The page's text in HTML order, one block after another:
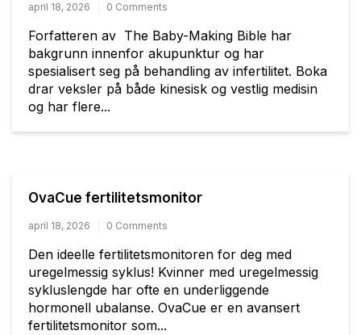
april 18, 2026 0 Comments
Forfatteren av The Baby-Making Bible har
bakgrunn innenfor akupunktur og har
spesialisert seg på behandling av infertilitet. Boka
drar veksler på både kinesisk og vestlig medisin
og har flere...
OvaCue fertilitetsmonitor
april 18, 2026 0 Comments
Den ideelle fertilitetsmonitoren for deg med
uregelmessig syklus! Kvinner med uregelmessig
sykluslengde har ofte en underliggende
hormonell ubalanse. OvaCue er en avansert
fertilitetsmonitor som...